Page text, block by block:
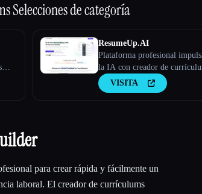
Selecciones de categoría
ResumeUp.AI
Plataforma profesional
la IA con creador de
comprobador de ATS y
de LinkedIn y mucho más.
VISITA
para crear rápida y fácilmente un
laboral. El creador de currículums